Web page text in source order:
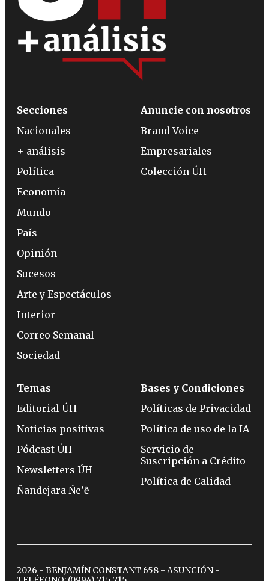
Secciones
Nacionales
+ análisis
Política
Economía
Mundo
País
Opinión
Sucesos
Arte y Espectáculos
Interior
Correo Semanal
Sociedad
Anuncie con nosotros
Brand Voice
Empresariales
Colección ÚH
Temas
Editorial ÚH
Noticias positivas
Pódcast ÚH
Newsletters ÚH
Ñandejara Ñe’ẽ
Bases y Condiciones
Políticas de Privacidad
Política de uso de la IA
Servicio de
Suscripción a Crédito
Política de Calidad
2026 - BENJAMÍN CONSTANT 658 - ASUNCIÓN -